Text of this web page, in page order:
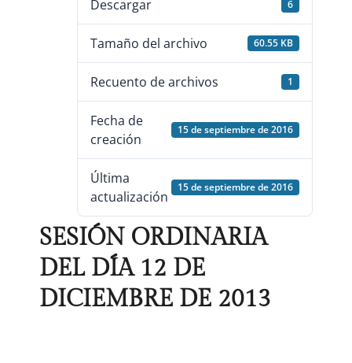
Descargar 6
Tamaño del archivo 60.55 KB
Recuento de archivos 1
Fecha de
creación
15 de septiembre de 2016
Última
actualización
15 de septiembre de 2016
SESIÓN ORDINARIA
DEL DÍA 12 DE
DICIEMBRE DE 2013